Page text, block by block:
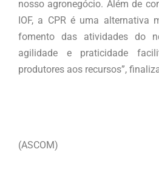
nosso agronegócio. Além de
IOF, a CPR é uma alternativa
fomento das atividades do
agilidade e praticidade
produtores aos recursos”,
(ASCOM)